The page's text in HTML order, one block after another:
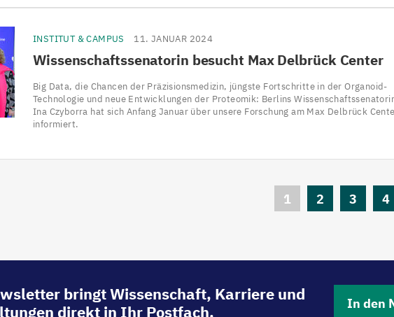
INSTITUT & CAMPUS 11. JANUAR 2024
Wissenschaftssenatorin besucht Max Delbrück Center
Big Data, die Chancen der Präzisionsmedizin, jüngste Fortschritte in der Organoid-
Technologie und neue Entwicklungen der Proteomik: Berlins
Ina Czyborra hat sich Anfang Januar über unsere Forschung am Max Delbrück
informiert.
Aktuelle
1 Seite
2 Seite
3 4
bringt Wissenschaft, Karriere und
direkt in Ihr Postfach.
In den